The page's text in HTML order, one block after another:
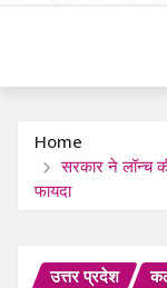
Home
सरकार ने लॉन्च
फायदा
उत्तर प्रदेश